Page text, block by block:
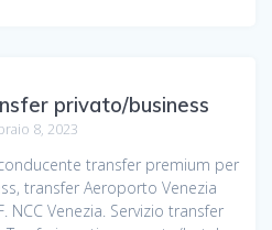
privato/business
8, 2023
transfer premium per
transfer Aeroporto Venezia
NCC Venezia. Servizio transfer